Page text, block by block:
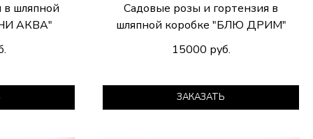
шляпной
АКВА"
Садовые розы и гортензия в
шляпной коробке "БЛЮ ДРИМ"
15000 руб.
ЗАКАЗАТЬ